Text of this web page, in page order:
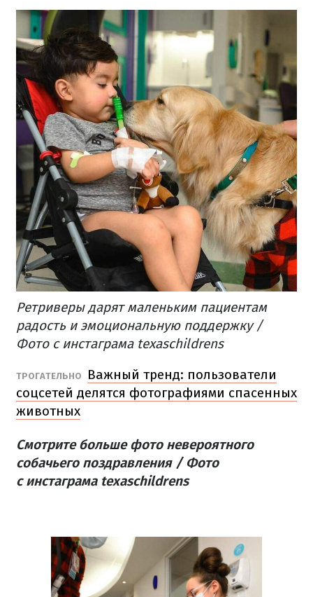
Ретриверы дарят маленьким пациентам
радость и эмоциональную поддержку /
Фото с инстаграма texaschildrens
ТРОГАТЕЛЬНО
Важный тренд: пользователи
соцсетей делятся фотографиями спасенных
животных
Смотрите больше фото невероятного
собачьего поздравления / Фото
с инстаграма texaschildrens